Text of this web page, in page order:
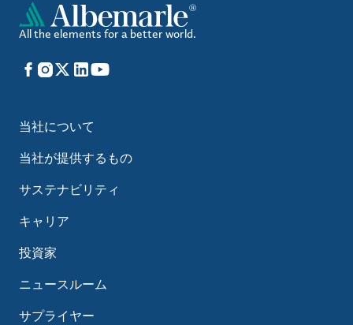
All the elements for a better world.
Facebook
Instagram
X LinkedIn
YouTube
当社について
当社が提供するもの
サステナビリティ
キャリア
投資家
ニュースルーム
サプライヤー